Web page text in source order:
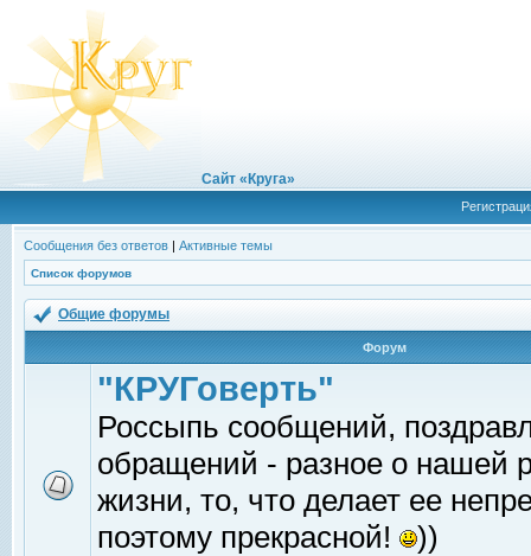
Сайт «Круга»
Сообщения без ответов | Активные темы
Список форумов
Общие форумы
Форум
"КРУГоверть"
Россыпь сообщений,
обращений - разное о нашей
жизни, то, что делает ее
поэтому прекрасной!
))